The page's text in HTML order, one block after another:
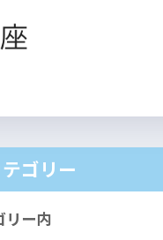
ゴリー
リー内